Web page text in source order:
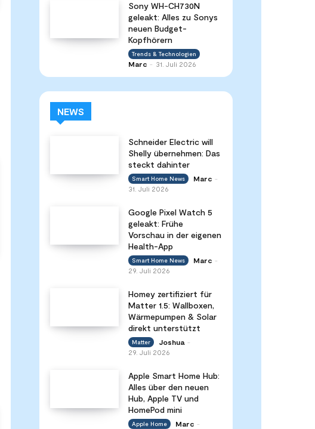
Sony WH-CH730N
geleakt: Alles zu Sonys
neuen Budget-
Kopfhörern
Trends & Technologien
Marc - 31. Juli 2026
NEWS
Schneider Electric will
Shelly übernehmen: Das
steckt dahinter
Smart Home News Marc -
31. Juli 2026
Google Pixel Watch 5
geleakt: Frühe
Vorschau in der eigenen
Health-App
Smart Home News Marc -
29. Juli 2026
Homey zertifiziert für
Matter 1.5: Wallboxen,
Wärmepumpen & Solar
direkt unterstützt
Matter Joshua -
29. Juli 2026
Apple Smart Home Hub:
Alles über den neuen
Hub, Apple TV und
HomePod mini
Apple Home Marc -